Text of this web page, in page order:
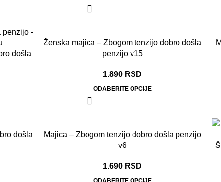
došla
Ženska majica – Zbogom tenzijo dobro došla
penzijo v15
1.890 RSD
ODABERITE OPCIJE
došla
Majica – Zbogom tenzijo dobro došla penzijo
v6
1.690 RSD
ODABERITE OPCIJE